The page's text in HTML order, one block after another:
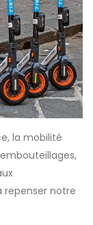
la mobilité
repenser notre